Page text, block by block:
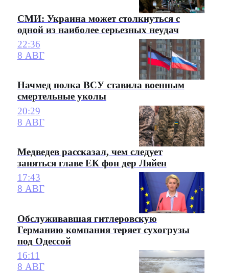
СМИ: Украина может столкнуться с
одной из наиболее серьезных неудач
22:36
8 АВГ
Начмед полка ВСУ ставила военным
смертельные уколы
20:29
8 АВГ
Медведев рассказал, чем следует
заняться главе ЕК фон дер Ляйен
17:43
8 АВГ
Обслуживавшая гитлеровскую
Германию компания теряет сухогрузы
под Одессой
16:11
8 АВГ